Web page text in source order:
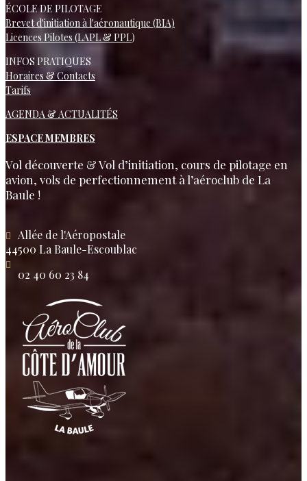
ÉCOLE DE PILOTAGE
Brevet d'initiation à l'aéronautique (BIA)
Licences Pilotes (LAPL & PPL)
INFOS PRATIQUES
Horaires & Contacts
Tarifs
AGENDA & ACTUALITÉS
ESPACE MEMBRES
Vol découverte & Vol d’initiation, cours de pilotage en
avion, vols de perfectionnement à l’aéroclub de La
Baule !
Allée de l'Aéropostale
44500 La Baule-Escoublac
02 40 60 23 84